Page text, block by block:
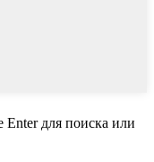
для поиска или